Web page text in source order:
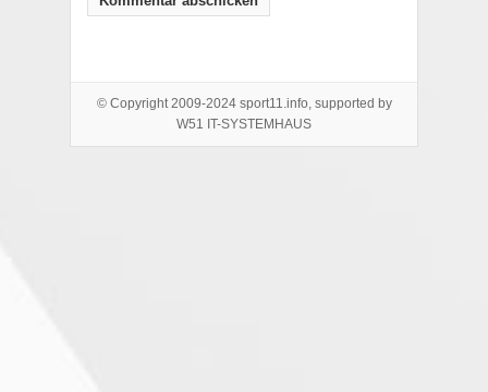
© Copyright 2009-2024 sport11.info, supported by
W51 IT-SYSTEMHAUS